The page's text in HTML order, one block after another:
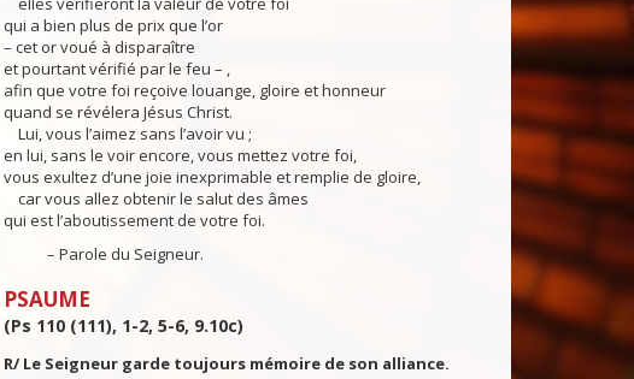
qui a bien plus de prix que l’or
– cet or voué à disparaître
et pourtant vérifié par le feu – ,
afin que votre foi reçoive louange, gloire et honneur
quand se révélera Jésus Christ.
Lui, vous l’aimez sans l’avoir vu ;
en lui, sans le voir encore, vous mettez votre foi,
vous exultez d’une joie inexprimable et remplie de gloire,
car vous allez obtenir le salut des âmes
qui est l’aboutissement de votre foi.
– Parole du Seigneur.
PSAUME
(Ps 110 (111), 1-2, 5-6, 9.10c)
R/ Le Seigneur garde toujours mémoire de son alliance.